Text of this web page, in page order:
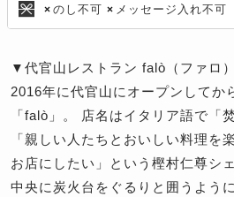
× のし不可 × メッセージ入れ不可
▼代官山レストラン falò（ファロ）
2016年に代官山にオープンしてか
「falò」。 店名はイタリア語で「
「親しい人たちとおいしい料理を
お店にしたい」という樫村仁尊シ
中央に炭火台をぐるりと囲うよう